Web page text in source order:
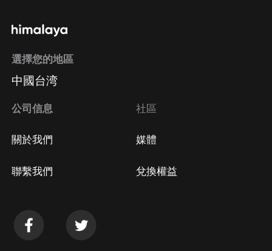
選擇您的地區
中國台湾
公司信息
關於我們
聯繫我們
社區
媒體
兌換權益